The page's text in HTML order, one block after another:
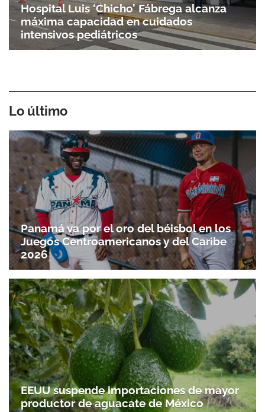
Hospital Luis ‘Chicho’ Fábrega alcanza
máxima capacidad en cuidados
intensivos pediátricos
Lo último
Panamá va por el oro del béisbol en los
Juegos Centroamericanos y del Caribe
2026
EEUU suspende importaciones de mayor
productor de aguacate de México